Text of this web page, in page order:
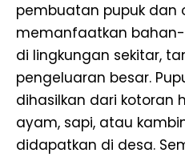
pembuatan pupuk dan
memanfaatkan
di lingkungan sekitar,
pengeluaran besar.
dihasilkan dari kotoran
ayam, sapi, atau
didapatkan di desa.